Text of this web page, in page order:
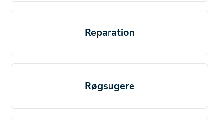
Reparation
Røgsugere